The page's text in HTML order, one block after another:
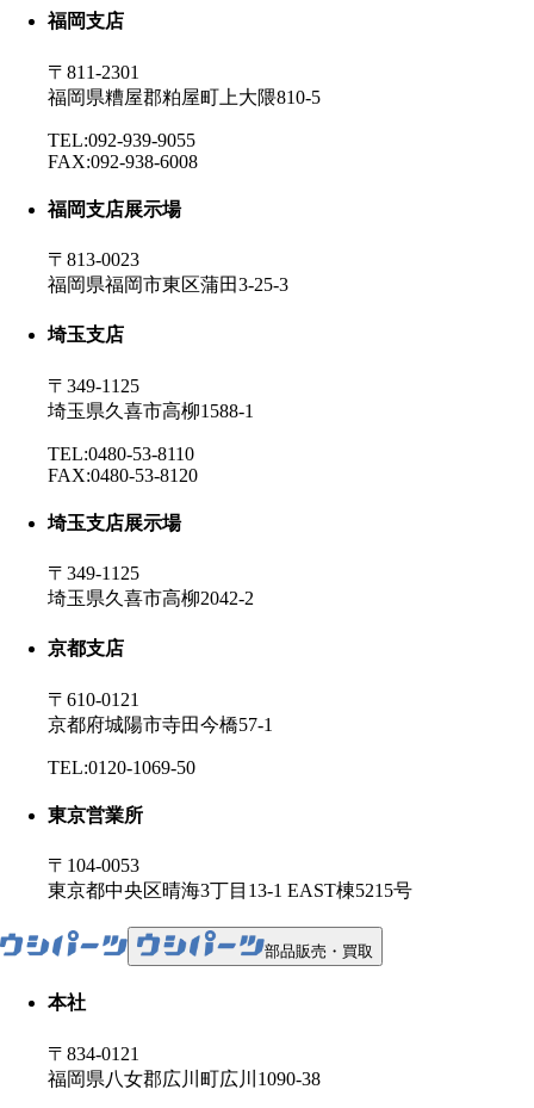
福岡支店
〒811-2301
福岡県糟屋郡粕屋町上大隈810-5
TEL:092-939-9055
FAX:092-938-6008
福岡支店展示場
〒813-0023
福岡県福岡市東区蒲田3-25-3
埼玉支店
〒349-1125
埼玉県久喜市高柳1588-1
TEL:0480-53-8110
FAX:0480-53-8120
埼玉支店展示場
〒349-1125
埼玉県久喜市高柳2042-2
京都支店
〒610-0121
京都府城陽市寺田今橋57-1
TEL:0120-1069-50
東京営業所
〒104-0053
東京都中央区晴海3丁目13-1 EAST棟5215号
部品販売・買取
本社
〒834-0121
福岡県八女郡広川町広川1090-38